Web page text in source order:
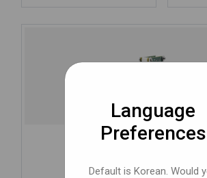
See3CAM_CU31
소니® ISX031 3MP 120dB HDR
더 많이 알아보세
Language
Preferences
Default is Korean. Would